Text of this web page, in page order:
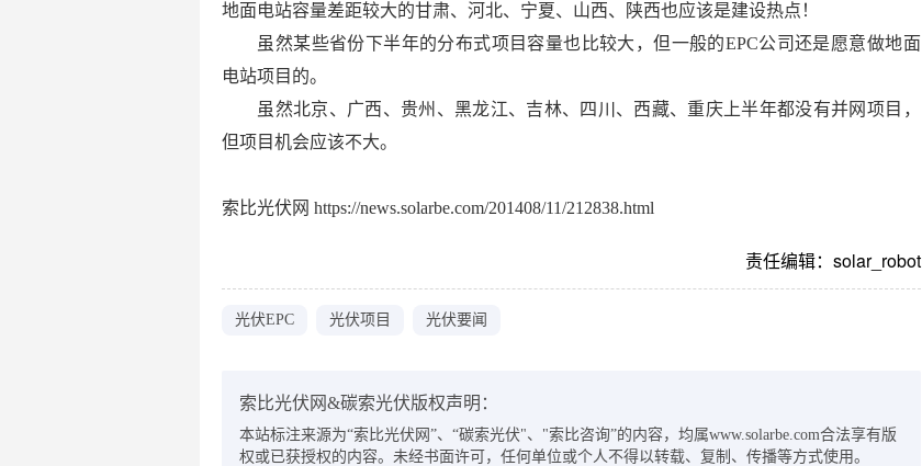
地面电站容量差距较大的甘肃、河北、宁夏、山西、陕西也应该是建设热点！
虽然某些省份下半年的分布式项目容量也比较大，但一般的EPC公司还是愿意做地面
电站项目的。
虽然北京、广西、贵州、黑龙江、吉林、四川、西藏、重庆上半年都没有并网项目，
但项目机会应该不大。
索比光伏网 https://news.solarbe.com/201408/11/212838.html
责任编辑：solar_robot
光伏EPC 光伏项目 光伏要闻
索比光伏网&碳索光伏版权声明：
本站标注来源为“索比光伏网”、“碳索光伏"、"索比咨询”的内容，均属www.solarbe.com合法享有版
权或已获授权的内容。未经书面许可，任何单位或个人不得以转载、复制、传播等方式使用。